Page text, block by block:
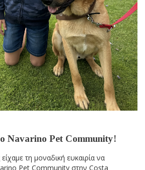
Navarino Pet Community!
τη μοναδική ευκαιρία να
Pet Community στην Costa